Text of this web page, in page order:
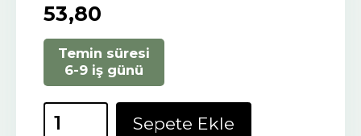
53,80
Temin süresi
6-9 iş günü
Sepete Ekle